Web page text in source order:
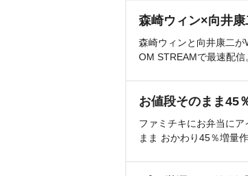
森崎ウィン×向井康
森崎ウィンと向井康二
OM STREAMで最速配信
お値段そのまま45
ファミチキにお弁当に
まま おかわり45％増量